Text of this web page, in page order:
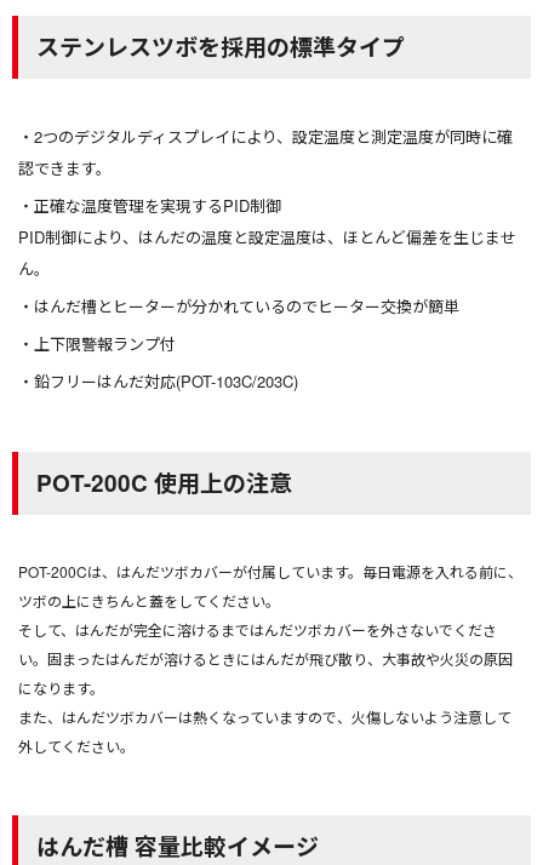
ステンレスツボを採用の標準タイプ
2つのデジタルディスプレイにより、設定温度と測定温度が同時に確
認できます。
正確な温度管理を実現するPID制御
PID制御により、はんだの温度と設定温度は、ほとんど偏差を生じませ
ん。
はんだ槽とヒーターが分かれているのでヒーター交換が簡単
上下限警報ランプ付
鉛フリーはんだ対応(POT-103C/203C)
POT-200C 使用上の注意
POT-200Cは、はんだツボカバーが付属しています。毎日電源を入れる前に、
ツボの上にきちんと蓋をしてください。
そして、はんだが完全に溶けるまではんだツボカバーを外さないでくださ
い。固まったはんだが溶けるときにはんだが飛び散り、大事故や火災の原因
になります。
また、はんだツボカバーは熱くなっていますので、火傷しないよう注意して
外してください。
はんだ槽 容量比較イメージ